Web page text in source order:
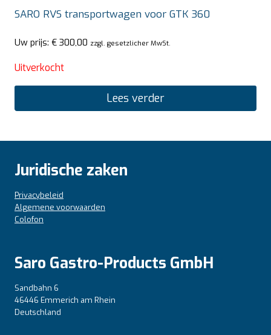
SARO RVS transportwagen voor GTK 360
Uw prijs: € 300,00 zzgl. gesetzlicher MwSt.
Uitverkocht
Lees verder
Juridische zaken
Privacybeleid
Algemene voorwaarden
Colofon
Saro Gastro-Products GmbH
Sandbahn 6
46446 Emmerich am Rhein
Deutschland